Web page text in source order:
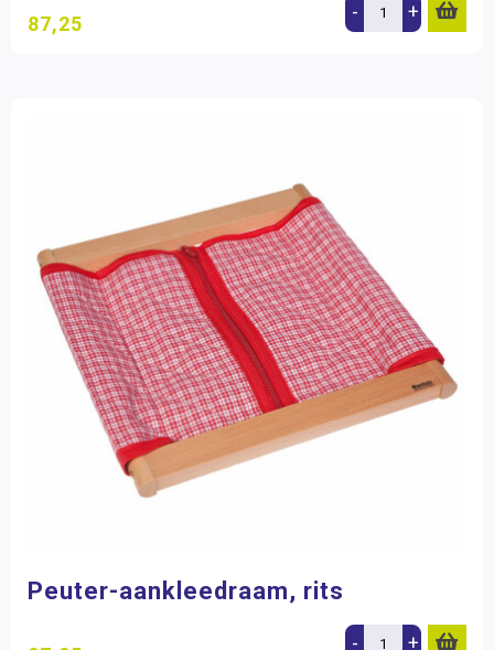
87,25 - +
Peuter-aankleedraam, rits
- +